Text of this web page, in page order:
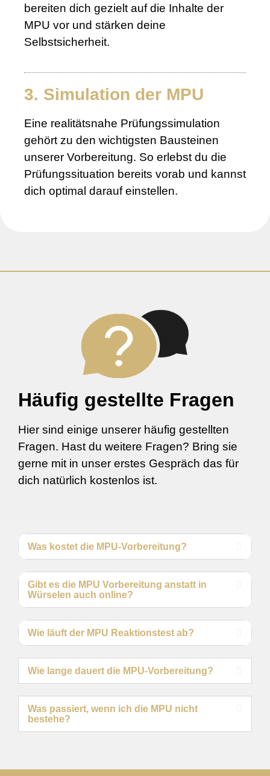
bereiten dich gezielt auf die Inhalte der
MPU vor und stärken deine
Selbstsicherheit.
3. Simulation der MPU
Eine realitätsnahe Prüfungssimulation
gehört zu den wichtigsten Bausteinen
unserer Vorbereitung. So erlebst du die
Prüfungssituation bereits vorab und kannst
dich optimal darauf einstellen.
Häufig gestellte Fragen
Hier sind einige unserer häufig gestellten
Fragen. Hast du weitere Fragen? Bring sie
gerne mit in unser erstes Gespräch das für
dich natürlich kostenlos ist.
Was kostet die MPU-Vorbereitung?
Gibt es die MPU Vorbereitung anstatt in
Würselen auch online?
Wie läuft der MPU Reaktionstest ab?
Wie lange dauert die MPU-Vorbereitung?
Was passiert, wenn ich die MPU nicht
bestehe?